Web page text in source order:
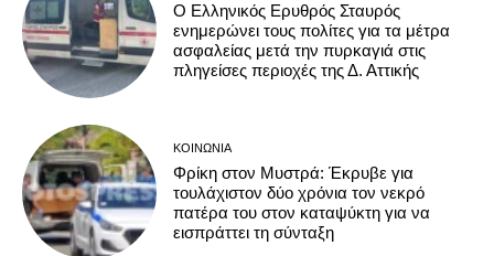
Ο Ελληνικός Ερυθρός Σταυρός
ενημερώνει τους πολίτες για τα μέτρα
ασφαλείας μετά την πυρκαγιά στις
πληγείσες περιοχές της Δ. Αττικής
ΚΟΙΝΩΝΊΑ
Φρίκη στον Μυστρά: Έκρυβε για
τουλάχιστον δύο χρόνια τον νεκρό
πατέρα του στον καταψύκτη για να
εισπράττει τη σύνταξη